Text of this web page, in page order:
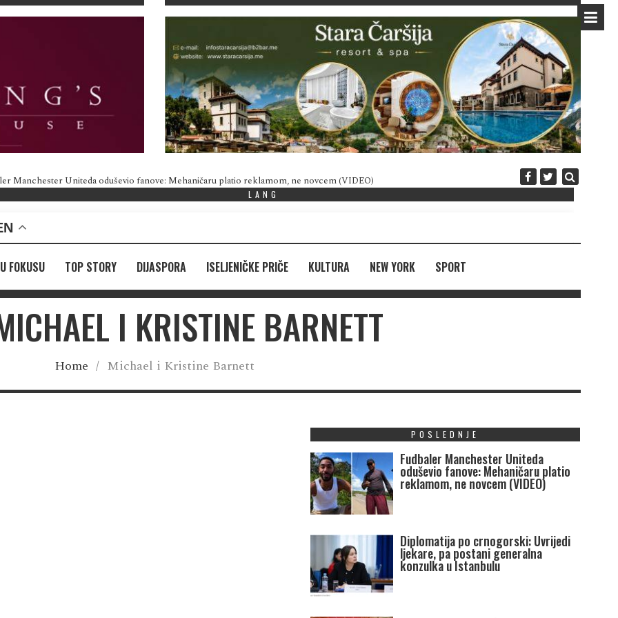
Manchester Uniteda oduševio fanove: Mehaničaru platio reklamom, ne novcem (VIDEO) Diplomatija po
LANG
U FOKUSU TOP STORY DIJASPORA ISELJENIČKE PRIČE KULTURA NEW YORK SPORT
I KRISTINE BARNETT
Home / Michael i Kristine Barnett
POSLEDNJE
Fudbaler Manchester Uniteda
oduševio fanove: Mehaničaru platio
reklamom, ne novcem (VIDEO)
Diplomatija po crnogorski: Uvrijedi
ljekare, pa postani generalna
konzulka u Istanbulu